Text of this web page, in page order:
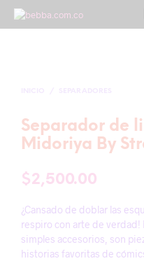
Separador de
Midoriya By
$2,500.00
¿Cansado de doblar las
respiro con arte de verdad!
simples accesorios, son
historias favoritas de